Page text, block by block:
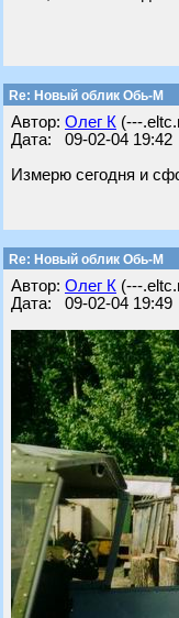
Re: Новый облик Обь-М
Автор: Олег К (---
Дата: 09-02-04 19:42
Измерю сегодня и
Re: Новый облик Обь-М
Автор: Олег К (---
Дата: 09-02-04 19:49